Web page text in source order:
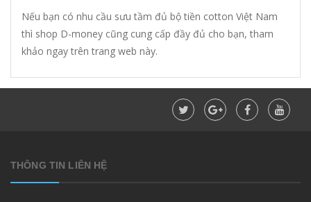
Nếu bạn có nhu cầu sưu tầm đủ bộ tiền cotton Việt Nam
thì shop D-money cũng cung cấp đầy đủ cho bạn, tham
khảo ngay trên trang web này.
THÔNG TIN LIÊN HỆ